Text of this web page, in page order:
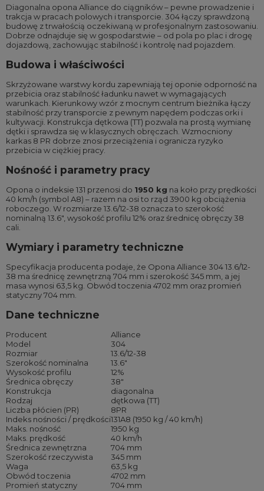
Diagonalna opona Alliance do ciągników – pewne prowadzenie i
trakcja w pracach polowych i transporcie. 304 łączy sprawdzoną
budowę z trwałością oczekiwaną w profesjonalnym zastosowaniu.
Dobrze odnajduje się w gospodarstwie – od pola po plac i drogę
dojazdową, zachowując stabilność i kontrolę nad pojazdem.
Budowa i właściwości
Skrzyżowane warstwy kordu zapewniają tej oponie odporność na
przebicia oraz stabilność ładunku nawet w wymagających
warunkach. Kierunkowy wzór z mocnym centrum bieżnika łączy
stabilność przy transporcie z pewnym napędem podczas orki i
kultywacji. Konstrukcja dętkowa (TT) pozwala na prostą wymianę
dętki i sprawdza się w klasycznych obręczach. Wzmocniony
karkas 8 PR dobrze znosi przeciążenia i ogranicza ryzyko
przebicia w ciężkiej pracy.
Nośność i parametry pracy
Opona o indeksie 131 przenosi do 1950 kg na koło przy prędkości
40 km/h (symbol A8) – razem na osi to rząd 3900 kg obciążenia
roboczego. W rozmiarze 13.6/12-38 oznacza to szerokość
nominalną 13.6″, wysokość profilu 12% oraz średnicę obręczy 38
cali.
Wymiary i parametry techniczne
Specyfikacja producenta podaje, że Opona Alliance 304 13.6/12-
38 ma średnicę zewnętrzną 704 mm i szerokość 345 mm, a jej
masa wynosi 63,5 kg. Obwód toczenia 4702 mm oraz promień
statyczny 704 mm.
Dane techniczne
Producent
Alliance
Model
304
Rozmiar
13.6/12-38
Szerokość nominalna
13.6″
Wysokość profilu
12%
Średnica obręczy
38″
Konstrukcja
diagonalna
Rodzaj
dętkowa (TT)
Liczba płócien (PR)
8PR
Indeks nośności / prędkości131A8 (1950 kg / 40 km/h)
Maks. nośność
1950 kg
Maks. prędkość
40 km/h
Średnica zewnętrzna
704 mm
Szerokość rzeczywista
345 mm
Waga
63,5 kg
Obwód toczenia
4702 mm
Promień statyczny
704 mm